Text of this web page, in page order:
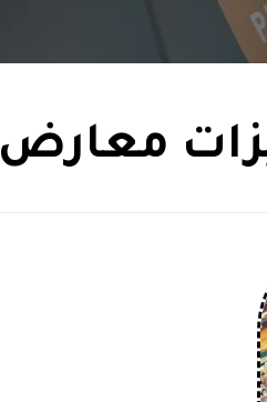
معارض